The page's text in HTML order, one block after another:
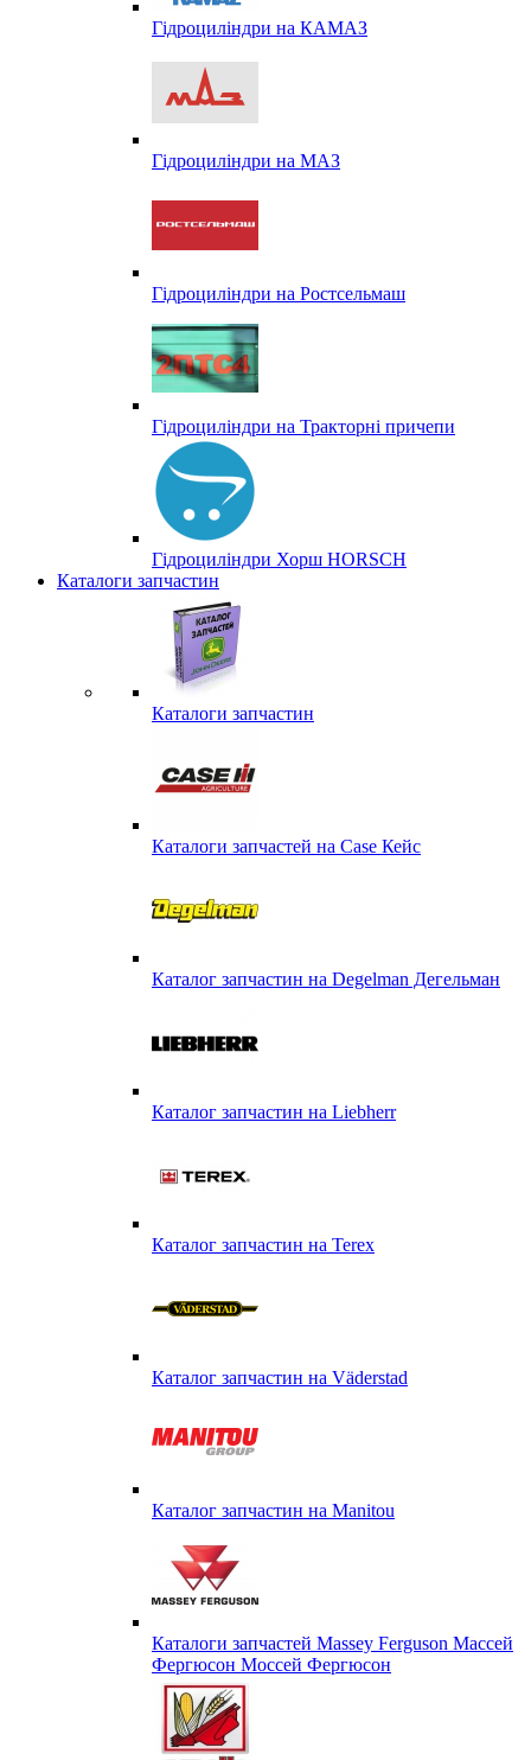
Гідроциліндри на КАМАЗ
Гідроциліндри на МАЗ
Гідроциліндри на Ростсельмаш
Гідроциліндри на Тракторні причепи
Гідроциліндри Хорш HORSCH
Каталоги запчастин
Каталоги запчастин
Каталоги запчастей на Case Кейс
Каталог запчастин на Degelman Дегельман
Каталог запчастин на Liebherr
Каталог запчастин на Terex
Каталог запчастин на Väderstad
Каталог запчастин на Маnitou
Каталоги запчастей Massey Ferguson Массей
Фергюсон Моссей Фергюсон